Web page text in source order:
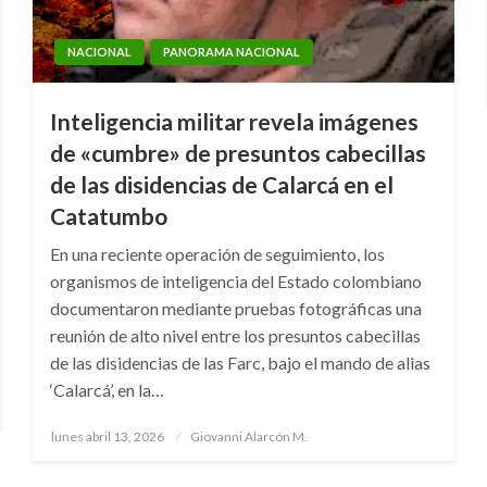
NACIONAL PANORAMA NACIONAL
Inteligencia militar revela imágenes
de «cumbre» de presuntos cabecillas
de las disidencias de Calarcá en el
Catatumbo
En una reciente operación de seguimiento, los
organismos de inteligencia del Estado colombiano
documentaron mediante pruebas fotográficas una
reunión de alto nivel entre los presuntos cabecillas
de las disidencias de las Farc, bajo el mando de alias
‘Calarcá’, en la…
Publicado
lunes abril 13, 2026 Giovanni Alarcón M.